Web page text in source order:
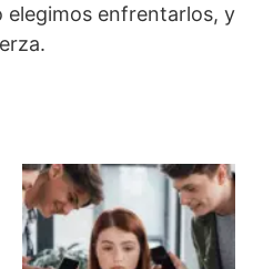
enfrentarlos, y